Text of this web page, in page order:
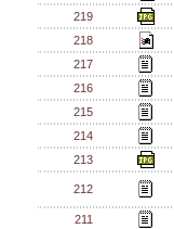
219
218
217
216
215
214
213
212
211